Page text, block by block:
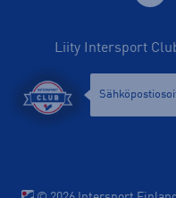
Liity Intersport